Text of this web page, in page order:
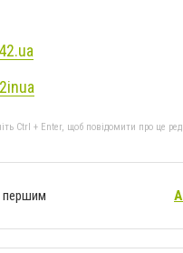
Ctrl + Enter, щоб повідомити про це
першим